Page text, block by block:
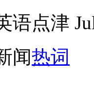
语点津
闻热词